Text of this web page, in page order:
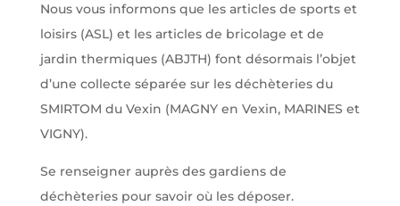
Nous vous informons que les articles de sports et
loisirs (ASL) et les articles de bricolage et de
jardin thermiques (ABJTH) font désormais l’objet
d’une collecte séparée sur les déchèteries du
SMIRTOM du Vexin (MAGNY en Vexin, MARINES et
VIGNY).
Se renseigner auprès des gardiens de
déchèteries pour savoir où les déposer.